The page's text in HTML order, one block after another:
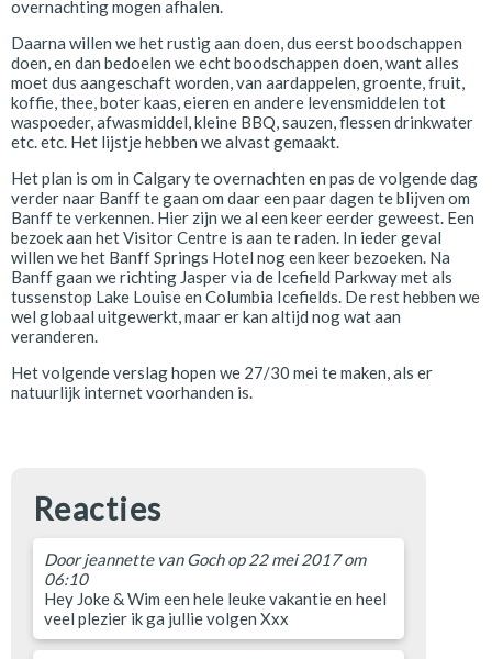
overnachting mogen afhalen.
Daarna willen we het rustig aan doen, dus eerst boodschappen
doen, en dan bedoelen we echt boodschappen doen, want alles
moet dus aangeschaft worden, van aardappelen, groente, fruit,
koffie, thee, boter kaas, eieren en andere levensmiddelen tot
waspoeder, afwasmiddel, kleine BBQ, sauzen, flessen drinkwater
etc. etc. Het lijstje hebben we alvast gemaakt.
Het plan is om in Calgary te overnachten en pas de volgende dag
verder naar Banff te gaan om daar een paar dagen te blijven om
Banff te verkennen. Hier zijn we al een keer eerder geweest. Een
bezoek aan het Visitor Centre is aan te raden. In ieder geval
willen we het Banff Springs Hotel nog een keer bezoeken. Na
Banff gaan we richting Jasper via de Icefield Parkway met als
tussenstop Lake Louise en Columbia Icefields. De rest hebben we
wel globaal uitgewerkt, maar er kan altijd nog wat aan
veranderen.
Het volgende verslag hopen we 27/30 mei te maken, als er
natuurlijk internet voorhanden is.
Reacties
Doorjeannette van Goch op 22 mei 2017 om
06:10
Hey Joke & Wim een hele leuke vakantie en heel
veel plezier ik ga jullie volgen Xxx